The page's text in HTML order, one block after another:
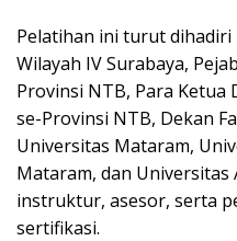
Pelatihan ini turut dihadiri
Wilayah IV Surabaya,
Provinsi NTB, Para Ketua
se-Provinsi NTB, Dekan
Universitas Mataram,
Mataram, dan Universitas
instruktur, asesor, serta
sertifikasi.